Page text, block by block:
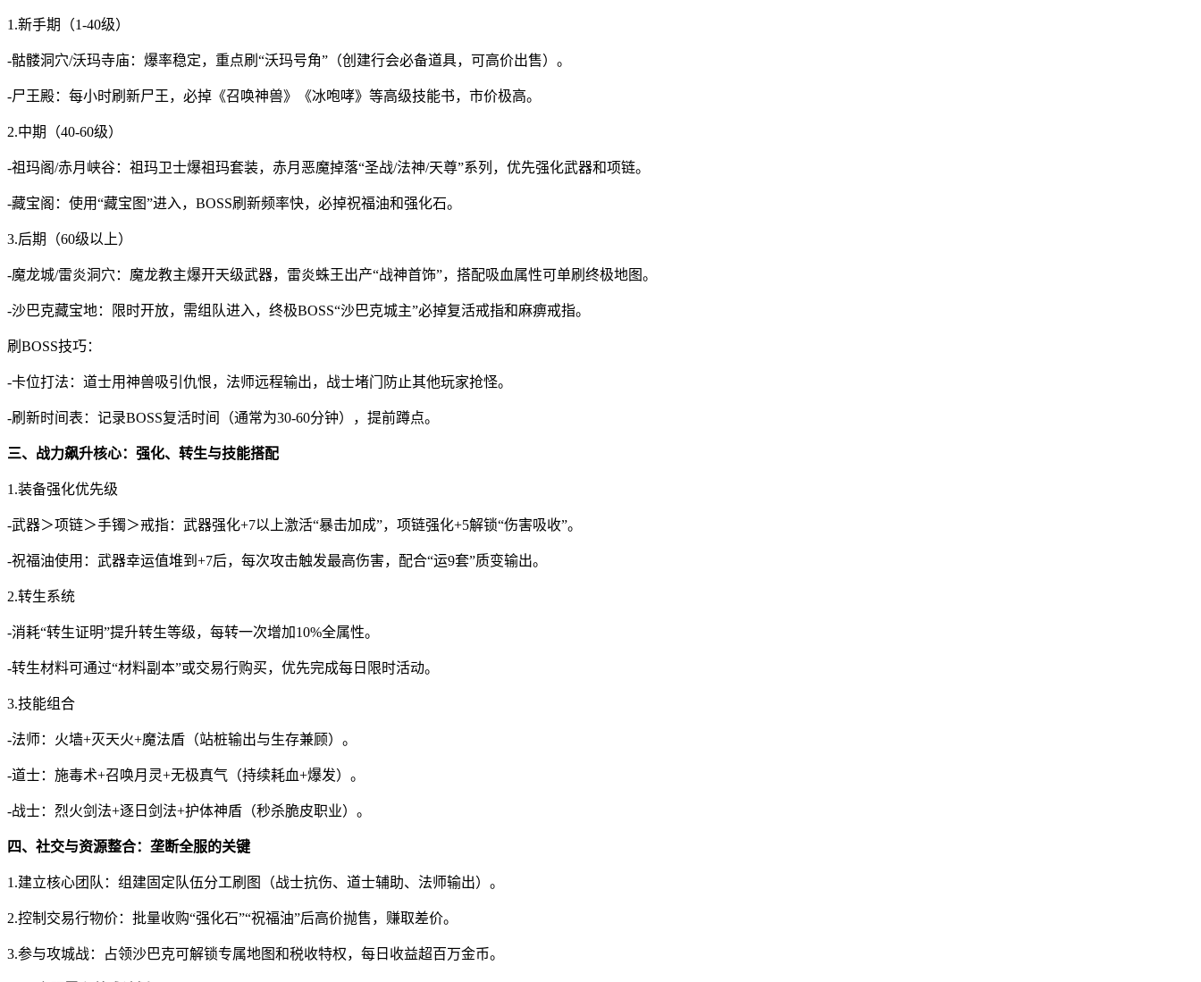
1.新手期（1-40级）
-骷髅洞穴/沃玛寺庙：爆率稳定，重点刷“沃玛号角”（创建行会必备道具，可高价出售）。
-尸王殿：每小时刷新尸王，必掉《召唤神兽》《冰咆哮》等高级技能书，市价极高。
2.中期（40-60级）
-祖玛阁/赤月峡谷：祖玛卫士爆祖玛套装，赤月恶魔掉落“圣战/法神/天尊”系列，优先强化武器和项链。
-藏宝阁：使用“藏宝图”进入，BOSS刷新频率快，必掉祝福油和强化石。
3.后期（60级以上）
-魔龙城/雷炎洞穴：魔龙教主爆开天级武器，雷炎蛛王出产“战神首饰”，搭配吸血属性可单刷终极地图。
-沙巴克藏宝地：限时开放，需组队进入，终极BOSS“沙巴克城主”必掉复活戒指和麻痹戒指。
刷BOSS技巧：
-卡位打法：道士用神兽吸引仇恨，法师远程输出，战士堵门防止其他玩家抢怪。
-刷新时间表：记录BOSS复活时间（通常为30-60分钟），提前蹲点。
三、战力飙升核心：强化、转生与技能搭配
1.装备强化优先级
-武器＞项链＞手镯＞戒指：武器强化+7以上激活“暴击加成”，项链强化+5解锁“伤害吸收”。
-祝福油使用：武器幸运值堆到+7后，每次攻击触发最高伤害，配合“运9套”质变输出。
2.转生系统
-消耗“转生证明”提升转生等级，每转一次增加10%全属性。
-转生材料可通过“材料副本”或交易行购买，优先完成每日限时活动。
3.技能组合
-法师：火墙+灭天火+魔法盾（站桩输出与生存兼顾）。
-道士：施毒术+召唤月灵+无极真气（持续耗血+爆发）。
-战士：烈火剑法+逐日剑法+护体神盾（秒杀脆皮职业）。
四、社交与资源整合：垄断全服的关键
1.建立核心团队：组建固定队伍分工刷图（战士抗伤、道士辅助、法师输出）。
2.控制交易行物价：批量收购“强化石”“祝福油”后高价抛售，赚取差价。
3.参与攻城战：占领沙巴克可解锁专属地图和税收特权，每日收益超百万金币。